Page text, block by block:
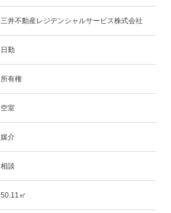
三井不動産レジデンシャルサービス株式会社
日勤
所有権
空室
媒介
相談
50.11㎡